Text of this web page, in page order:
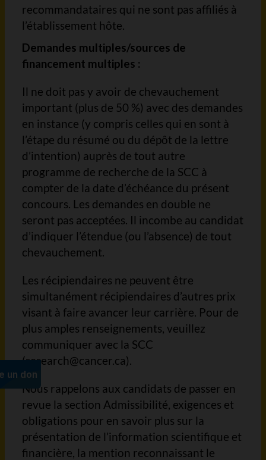
recommandataires qui ne sont pas affiliés à
l’établissement hôte.
Demandes multiples/sources de
financement multiples :
Il ne doit pas y avoir de chevauchement
important (plus de 50 %) avec des demandes
en instance (y compris celles qui en sont à
l’étape du résumé ou du dépôt de la lettre
d’intention) auprès de tout autre
programme de recherche de la SCC à
compter de la date d’échéance du présent
concours. Les demandes en double ne
seront pas acceptées. Il incombe au candidat
d’indiquer l’étendue (ou l’absence) de tout
chevauchement.
Les récipiendaires ne peuvent être
simultanément récipiendaires d’autres prix
visant à faire avancer leur carrière. Pour de
plus amples renseignements, veuillez
communiquer avec la SCC
(research@cancer.ca).
Nous rappelons aux candidats de passer en
revue la section Admissibilité, exigences et
obligations pour en savoir plus sur la
présentation de l’information scientifique et
financière, la mention reconnaissant le